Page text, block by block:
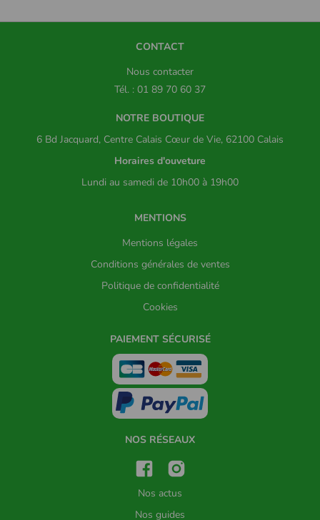
CONTACT
Nous contacter
Tél. : 01 89 70 60 37
NOTRE BOUTIQUE
6 Bd Jacquard, Centre Calais Cœur de Vie, 62100 Calais
Horaires d'ouveture
Lundi au samedi de 10h00 à 19h00
MENTIONS
Mentions légales
Conditions générales de ventes
Politique de confidentialité
Cookies
PAIEMENT SÉCURISÉ
NOS RÉSEAUX
Nos actus
Nos guides